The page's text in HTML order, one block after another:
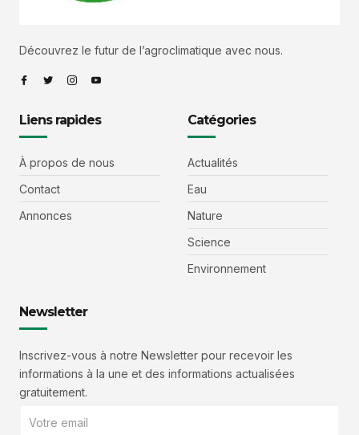
Découvrez le futur de l’agroclimatique avec nous.
Liens rapides
À propos de nous
Contact
Annonces
Catégories
Actualités
Eau
Nature
Science
Environnement
Newsletter
Inscrivez-vous à notre Newsletter pour recevoir les
informations à la une et des informations actualisées
gratuitement.